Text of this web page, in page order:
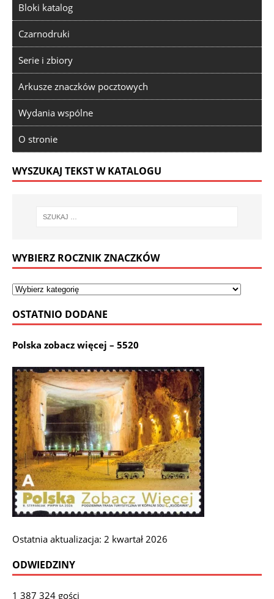
Bloki katalog
Czarnodruki
Serie i zbiory
Arkusze znaczków pocztowych
Wydania wspólne
O stronie
WYSZUKAJ TEKST W KATALOGU
WYBIERZ ROCZNIK ZNACZKÓW
OSTATNIO DODANE
Polska zobacz więcej – 5520
Ostatnia aktualizacja: 2 kwartał 2026
ODWIEDZINY
1 387 324 gości